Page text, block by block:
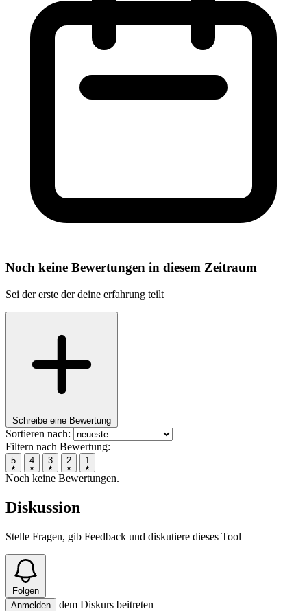
Noch keine Bewertungen in diesem Zeitraum
Sei der erste der deine erfahrung teilt
Schreibe eine Bewertung
Sortieren nach:
Filtern nach Bewertung:
5 4 3 2 1
Noch keine Bewertungen.
Diskussion
Stelle Fragen, gib Feedback und diskutiere dieses Tool
Folgen
Anmelden
dem Diskurs beitreten